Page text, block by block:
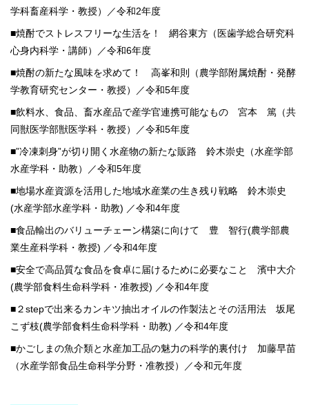
学科畜産科学・教授）／令和2年度
■焼酎でストレスフリーな生活を！ 網谷東方（医歯学総合研究科
心身内科学・講師）／令和6年度
■焼酎の新たな風味を求めて！ 高峯和則（農学部附属焼酎・発酵
学教育研究センター・教授）／令和5年度
■飲料水、食品、畜水産品で産学官連携可能なもの 宮本 篤（共
同獣医学部獣医学科・教授）／令和5年度
■”冷凍刺身”が切り開く水産物の新たな販路 鈴木崇史（水産学部
水産学科・助教）／令和5年度
■地場水産資源を活用した地域水産業の生き残り戦略 鈴木崇史
(水産学部水産学科・助教) ／令和4年度
■食品輸出のバリューチェーン構築に向けて 豊 智行(農学部農
業生産科学科・教授) ／令和4年度
■安全で高品質な食品を食卓に届けるために必要なこと 濱中大介
(農学部食料生命科学科・准教授) ／令和4年度
■２stepで出来るカンキツ抽出オイルの作製法とその活用法 坂尾
こず枝(農学部食料生命科学科・助教) ／令和4年度
■かごしまの魚介類と水産加工品の魅力の科学的裏付け 加藤早苗
（水産学部食品生命科学分野・准教授）／令和元年度